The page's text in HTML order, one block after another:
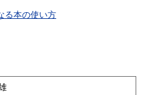
る本の使い方